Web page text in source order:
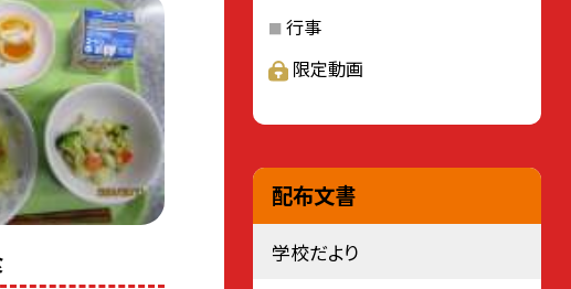
行事
限定動画
配布文書
学校だより